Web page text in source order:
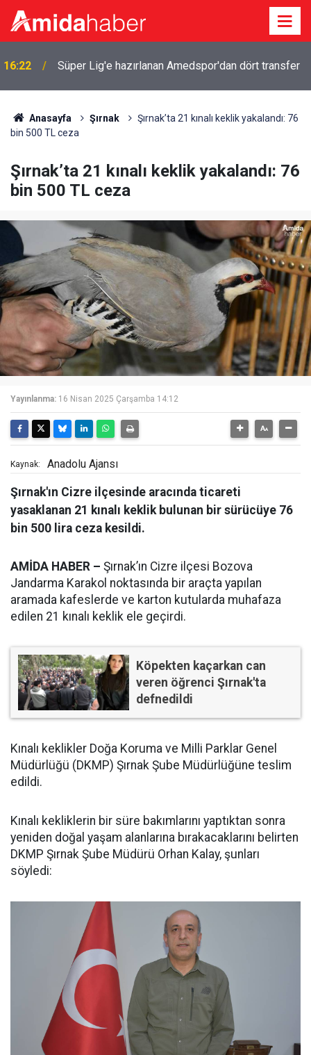
16:22 Süper Lig'e hazırlanan Amedspor'dan dört transfer
Anasayfa Şırnak
Şırnak’ta 21 kınalı keklik yakalandı: 76
bin 500 TL ceza
Şırnak’ta 21 kınalı keklik yakalandı: 76
bin 500 TL ceza
Yayınlanma: 16 Nisan 2025 Çarşamba 14:12
Kaynak: Anadolu Ajansı
Şırnak'ın Cizre ilçesinde aracında ticareti
yasaklanan 21 kınalı keklik bulunan bir sürücüye 76
bin 500 lira ceza kesildi.
AMİDA HABER – Şırnak’ın Cizre ilçesi Bozova
Jandarma Karakol noktasında bir araçta yapılan
aramada kafeslerde ve karton kutularda muhafaza
edilen 21 kınalı keklik ele geçirdi.
Köpekten kaçarkan can
veren öğrenci Şırnak'ta
defnedildi
Kınalı keklikler Doğa Koruma ve Milli Parklar Genel
Müdürlüğü (DKMP) Şırnak Şube Müdürlüğüne teslim
edildi.
Kınalı kekliklerin bir süre bakımlarını yaptıktan sonra
yeniden doğal yaşam alanlarına bırakacaklarını belirten
DKMP Şırnak Şube Müdürü Orhan Kalay, şunları
söyledi: